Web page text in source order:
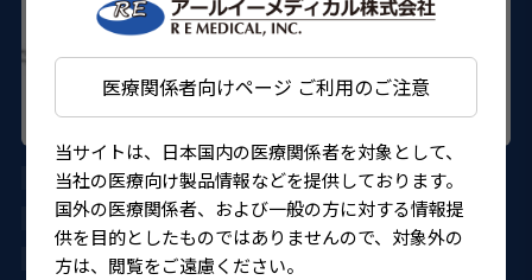
医療関係者向けページ ご利用のご注意
当サイトは、日本国内の医療関係者を対象として、
当社の医療向け製品情報などを提供しております。
国外の医療関係者、および一般の方に対する情報提
供を目的としたものではありませんので、対象外の
方は、閲覧をご遠慮ください。
AU-HC7518
HURRICANE MEDICAL
21400BZY00451000